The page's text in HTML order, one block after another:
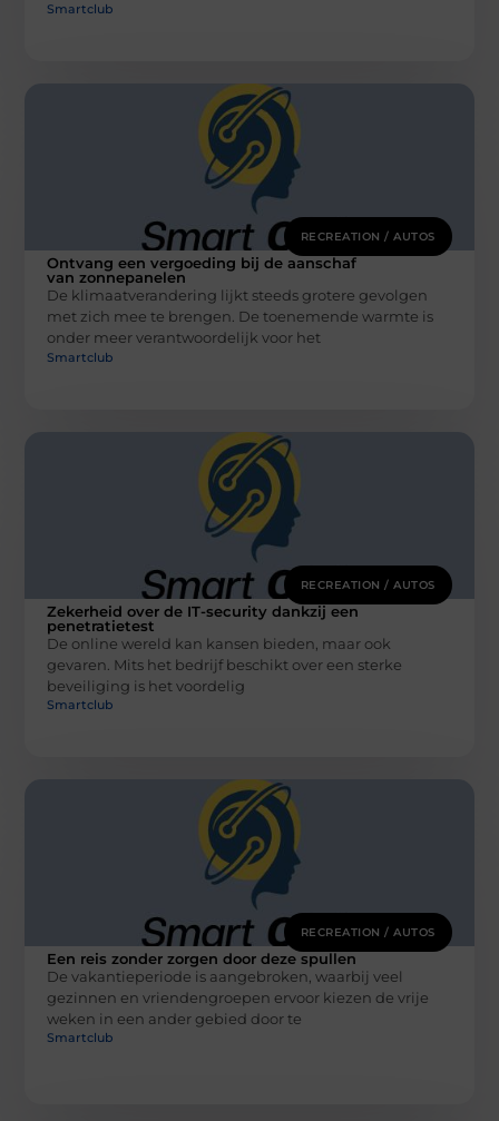
Smartclub
RECREATION / AUTOS
Ontvang een vergoeding bij de aanschaf
van zonnepanelen
De klimaatverandering lijkt steeds grotere gevolgen
met zich mee te brengen. De toenemende warmte is
onder meer verantwoordelijk voor het
Smartclub
RECREATION / AUTOS
Zekerheid over de IT-security dankzij een
penetratietest
De online wereld kan kansen bieden, maar ook
gevaren. Mits het bedrijf beschikt over een sterke
beveiliging is het voordelig
Smartclub
RECREATION / AUTOS
Een reis zonder zorgen door deze spullen
De vakantieperiode is aangebroken, waarbij veel
gezinnen en vriendengroepen ervoor kiezen de vrije
weken in een ander gebied door te
Smartclub